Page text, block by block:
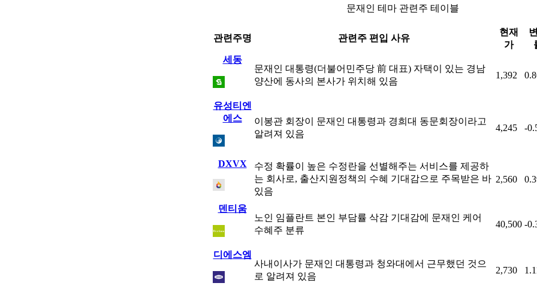
문재인 테마 관련주 테이블
관련주명 관련주 편입 사유
현재
가
세동
문재인 대통령(더불어민주당 前 대표) 자택이 있는 경남
양산에 동사의 본사가 위치해 있음
1,392
유성티엔
에스
이봉관 회장이 문재인 대통령과 경희대 동문회장이라고
알려져 있음
4,245 -
DXVX
수정 확률이 높은 수정란을 선별해주는 서비스를 제공하
는 회사로, 출산지원정책의 수혜 기대감으로 주목받은 바
있음
2,560
덴티움
노인 임플란트 본인 부담률 삭감 기대감에 문재인 케어
수혜주 분류
40,500 -
디에스엠
사내이사가 문재인 대통령과 청와대에서 근무했던 것으
로 알려져 있음
2,730